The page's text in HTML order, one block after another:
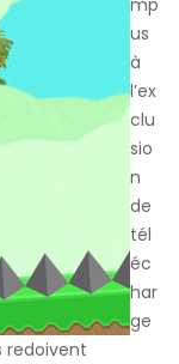
mp
us
à
l’ex
clu
sio
n
de
tél
éc
har
ge